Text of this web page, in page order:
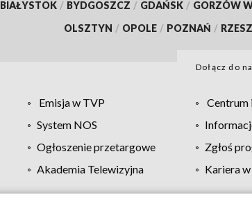
BIAŁYSTOK / BYDGOSZCZ / GDAŃSK / GORZÓW
OLSZTYN / OPOLE / POZNAŃ /
Dołącz do
Emisja w TVP Centrum
System NOS
Ogłoszenie przetargowe Zgłoś
Akademia Telewizyjna Kariera